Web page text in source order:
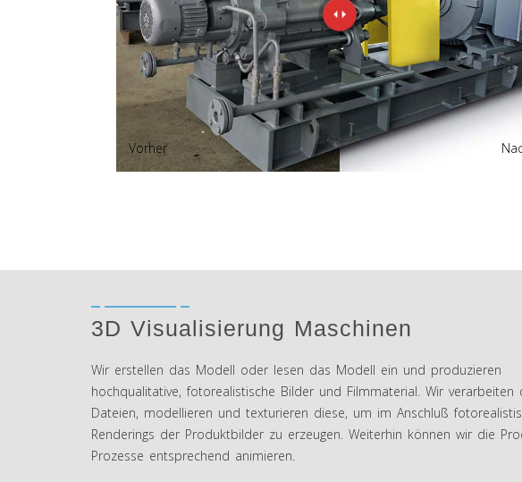
Vorher
3D Visualisierung Maschinen
Wir erstellen das Modell oder lesen das Modell ein und produzieren
hochqualitative, fotorealistische Bilder und Filmmaterial. Wir verarbeiten
Dateien, modellieren und texturieren diese, um im Anschluß
Renderings der Produktbilder zu erzeugen. Weiterhin können wir die
Prozesse entsprechend animieren.